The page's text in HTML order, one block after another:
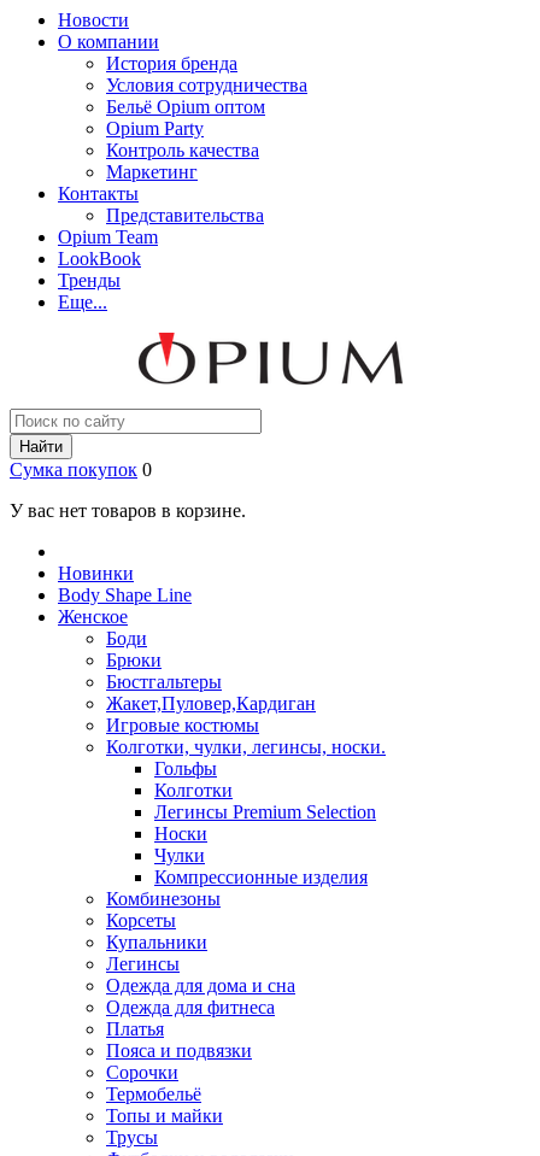
Новости
О компании
История бренда
Условия сотрудничества
Бельё Opium оптом
Opium Party
Контроль качества
Маркетинг
Контакты
Представительства
Opium Team
LookBook
Тренды
Еще...
Найти
Сумка покупок 0
У вас нет товаров в корзине.
Новинки
Body Shape Line
Женское
Боди
Брюки
Бюстгальтеры
Жакет,Пуловер,Кардиган
Игровые костюмы
Колготки, чулки, легинсы, носки.
Гольфы
Колготки
Легинсы Premium Selection
Носки
Чулки
Компрессионные изделия
Комбинезоны
Корсеты
Купальники
Легинсы
Одежда для дома и сна
Одежда для фитнеса
Платья
Пояса и подвязки
Сорочки
Термобельё
Топы и майки
Трусы